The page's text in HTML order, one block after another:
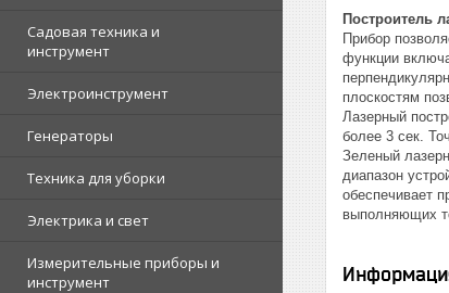
Садовая техника и
инструмент
Электроинструмент
Генераторы
Техника для уборки
Электрика и свет
Измерительные приборы и
инструмент
Построитель
Прибор
функции
плоскостям
Лазерный
более 3 сек.
Зеленый
диапазон
обеспечивает
выполняющих